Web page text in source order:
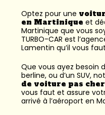
Optez pour une
en Martinique et
Martinique que vous
TURBO-CAR est l’
Lamentin qu’il vous
Que vous ayez besoin
berline, ou d’un SUV,
de voiture pas
vous faut et assure
arrivé à l’aéroport en